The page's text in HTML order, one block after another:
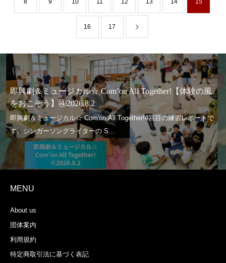
8 9 10 11 12 13 14 15
16 17
即興劇＆ミュージカル☆ Com’on All Together!【体験の風
をおこそう】④2026.8.2
MENU
About us
団体案内
利用規約
特定商取引法に基づく表記